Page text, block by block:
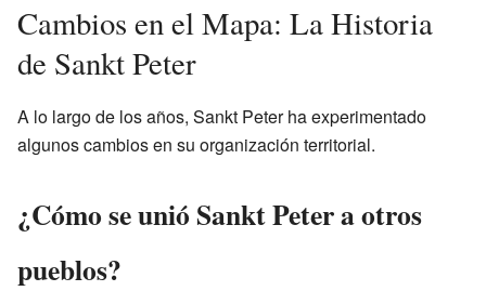
Cambios en el Mapa: La Historia
de Sankt Peter
A lo largo de los años, Sankt Peter ha experimentado
algunos cambios en su organización territorial.
¿Cómo se unió Sankt Peter a otros
pueblos?